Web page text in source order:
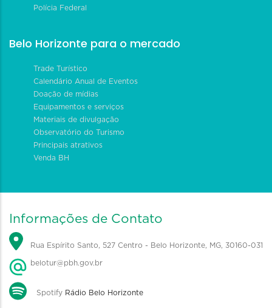
Polícia Federal
Belo Horizonte para o mercado
Trade Turístico
Calendário Anual de Eventos
Doação de mídias
Equipamentos e serviços
Materiais de divulgação
Observatório do Turismo
Principais atrativos
Venda BH
Informações de Contato
Rua Espírito Santo, 527 Centro - Belo Horizonte, MG, 30160-031
belotur@pbh.gov.br
Spotify Rádio Belo Horizonte